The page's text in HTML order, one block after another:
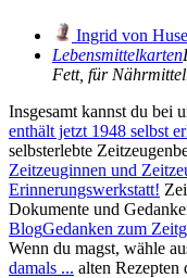
Ingrid von
Lebensmittelkarten
Fett, für
Insgesamt kannst du bei
enthält jetzt 1948 selbst
selbsterlebte
Zeitzeuginnen und
Erinnerungswerkstatt!
Dokumente und
BlogGedanken zum
Wenn du magst, wähle
damals ... alten Rezepten